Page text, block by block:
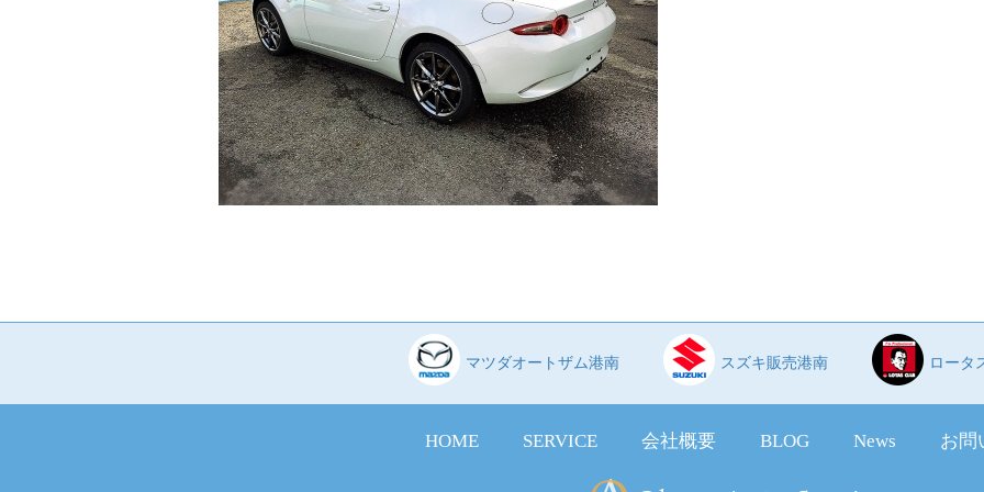
マツダオートザム港南 スズキ販売港南 ロータ
HOME SERVICE 会社概要 BLOG News お問